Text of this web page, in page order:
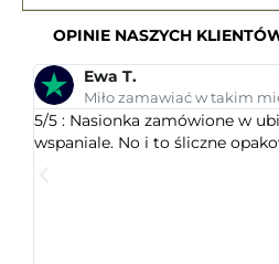
OPINIE NASZYCH
Ewa T.
Miło zamawiać w takim
5/5 : Nasionka zamówione w
wspaniale. No i to śliczne